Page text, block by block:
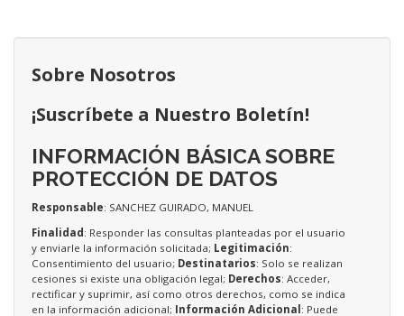
Sobre Nosotros
¡Suscríbete a Nuestro Boletín!
INFORMACIÓN BÁSICA SOBRE
PROTECCIÓN DE DATOS
Responsable: SANCHEZ GUIRADO, MANUEL
Finalidad: Responder las consultas planteadas por el usuario
y enviarle la información solicitada; Legitimación:
Consentimiento del usuario; Destinatarios: Solo se realizan
cesiones si existe una obligación legal; Derechos: Acceder,
rectificar y suprimir, así como otros derechos, como se indica
en la información adicional; Información Adicional: Puede